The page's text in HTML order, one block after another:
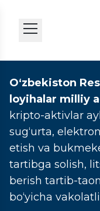
O‘zbekiston
loyihalar milliy
kripto-aktivlar
sug‘urta,
etish va
tartibga solish,
berish tartib-
bo‘yicha